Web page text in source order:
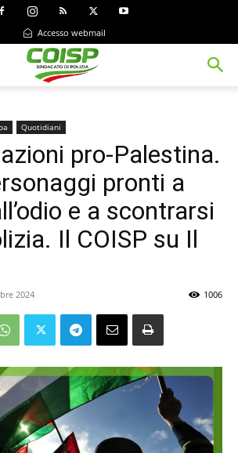
Accesso webmail
Quotidiani
pro-Palestina.
pronti a
e a scontrarsi
Il COISP su Il
2024 1006